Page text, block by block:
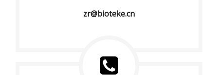
zr@bioteke.cn